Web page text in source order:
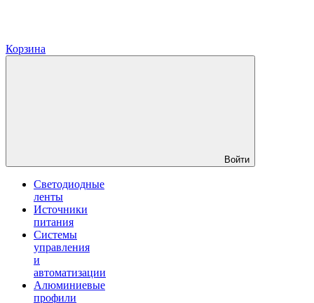
Корзина
Войти
Светодиодные
ленты
Источники
питания
Системы
управления
и
автоматизации
Алюминиевые
профили